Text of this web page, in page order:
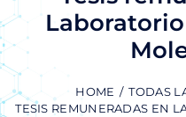
HOME TODAS
TESIS REMUNERADAS EN